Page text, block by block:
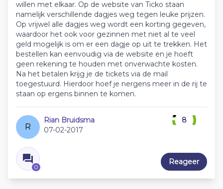
willen met elkaar. Op de website van Ticko staan
namelijk verschillende dagjes weg tegen leuke prijzen.
Op vrijwel alle dagjes weg wordt een korting gegeven,
waardoor het ook voor gezinnen met niet al te veel
geld mogelijk is om er een dagje op uit te trekken. Het
bestellen kan eenvoudig via de website en je hoeft
geen rekening te houden met onverwachte kosten.
Na het betalen krijg je de tickets via de mail
toegestuurd. Hierdoor hoef je nergens meer in de rij te
staan op ergens binnen te komen.
R
Rian Bruidsma
07-02-2017
0
8
Reageer